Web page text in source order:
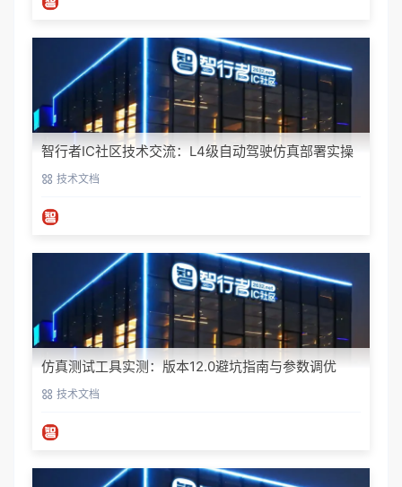
智行者IC社区技术交流：L4级自动驾驶仿真部署实操
指南技术文档
仿真测试工具实测：版本12.0避坑指南与参数调优
技术文档